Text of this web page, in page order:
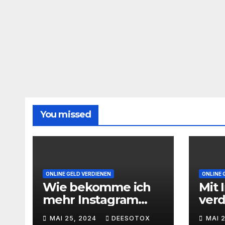
You missed
ONLINE GELD VERDIENEN
Wie bekomme ich
mehr Instagram
MAI 25, 2024 DEESOTOX
ONLINE
Mit
MAI